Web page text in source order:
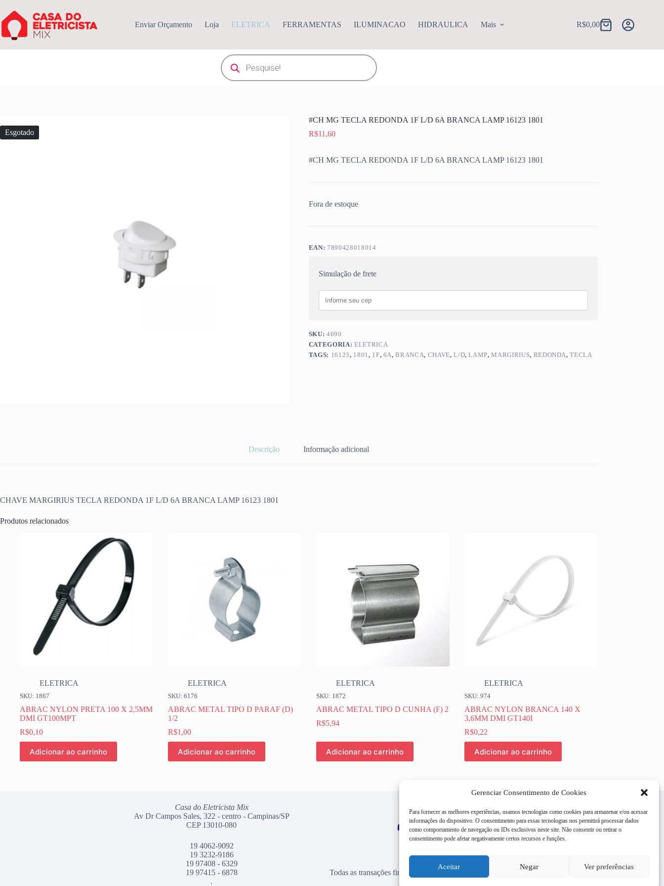
Gerenciar Consentimento de Cookies
Para fornecer as melhores experiências, usamos tecnologias como cookies para armazenar e/ou acessar
informações do dispositivo. O consentimento para essas tecnologias nos permitirá processar dados
como comportamento de navegação ou IDs exclusivos neste site. Não consentir ou retirar o
consentimento pode afetar negativamente certos recursos e funções.
Aceitar Negar Ver preferências
para
o
conteúdo
Enviar Orçamento Loja ELETRICA FERRAMENTAS ILUMINACAO HIDRAULICA Mais Carrinho
R$0,00
Pesquisar
produtos
Esgotado
#CH MG TECLA REDONDA 1F L/D 6A BRANCA LAMP 16123 1801
R$11,60
#CH MG TECLA REDONDA 1F L/D 6A BRANCA LAMP 16123 1801
Fora de estoque
EAN: 7890428018014
Simulação de frete
SKU:4690
CATEGORIA: ELETRICA
TAGS: 16123, 1801, 1F, 6A,BRANCA, CHAVE,L/D,LAMP,MARGIRIUS, REDONDA,TECLA
Descrição Informação adicional
CHAVE MARGIRIUS TECLA REDONDA 1F L/D 6A BRANCA LAMP 16123 1801
Produtos relacionados
ELETRICA
SKU: 1867
ABRAC NYLON PRETA 100 X 2,5MM
DMI GT100MPT
R$0,10
Adicionar ao carrinho
ELETRICA
SKU: 6176
ABRAC METAL TIPO D PARAF (D)
1/2
R$1,00
Adicionar ao carrinho
ELETRICA
SKU: 1872
ABRAC METAL TIPO D CUNHA (F) 2
R$5,94
Adicionar ao carrinho
ELETRICA
SKU: 974
ABRAC NYLON BRANCA 140 X
3,6MM DMI GT140I
R$0,22
Adicionar ao carrinho
Casa do Eletricista Mix
Av Dr Campos Sales, 322 - centro - Campinas/SP
CEP 13010-080
19 4062-9092
19 3232-9186
19 97408 - 6329
19 97415 - 6878
.
Todas as transações financeiras desse site são efetuadas pelo